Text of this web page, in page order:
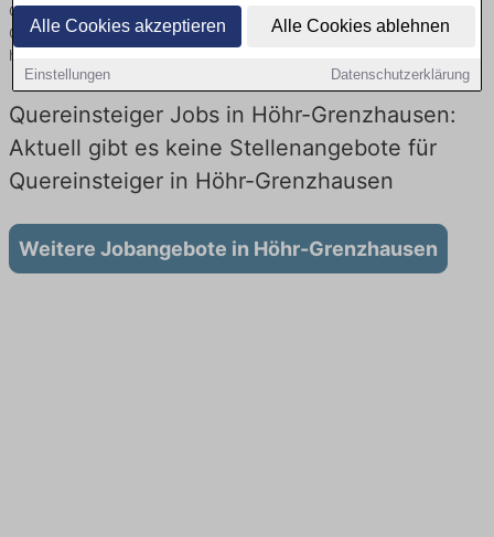
Alle Cookies akzeptieren Alle Cookies ablehnen
Einstellungen Datenschutzerklärung
Grenzhausen hier die aktuellsten Angebote. Entdecken Sie freie
Optionen von Top-Arbeitgebern und bewerben Sie sich noch
heute.
Quereinsteiger Jobs in Höhr-Grenzhausen:
Aktuell gibt es keine Stellenangebote für
Quereinsteiger in Höhr-Grenzhausen
Weitere Jobangebote in Höhr-Grenzhausen